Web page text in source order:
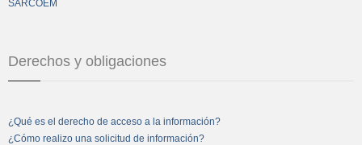
SARCOEM
Derechos y obligaciones
¿Qué es el derecho de acceso a la información?
¿Cómo realizo una solicitud de información?